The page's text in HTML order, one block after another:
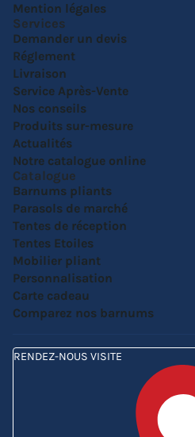
Mention légales
Services
Demander un devis
Réglement
Livraison
Service Après-Vente
Nos conseils
Produits sur-mesure
Actualités
Notre catalogue online
Catalogue
Barnums pliants
Parasols de marché
Tentes de réception
Tentes Etoiles
Mobilier pliant
Personnalisation
Carte cadeau
Comparez nos barnums
RENDEZ-NOUS VISITE